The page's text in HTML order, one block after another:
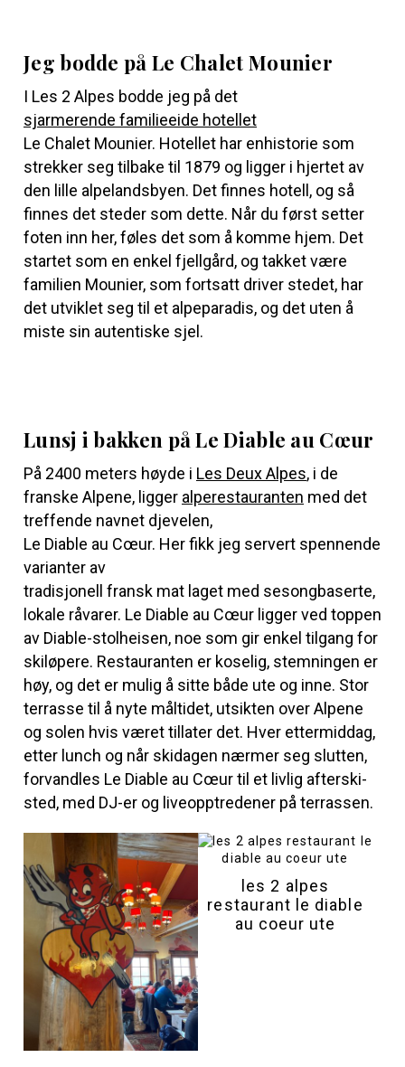
Jeg bodde på Le Chalet Mounier
I Les 2 Alpes bodde jeg på det
sjarmerende familieeide hotellet
Le Chalet Mounier. Hotellet har enhistorie som
strekker seg tilbake til 1879 og ligger i hjertet av
den lille alpelandsbyen. Det finnes hotell, og så
finnes det steder som dette. Når du først setter
foten inn her, føles det som å komme hjem. Det
startet som en enkel fjellgård, og takket være
familien Mounier, som fortsatt driver stedet, har
det utviklet seg til et alpeparadis, og det uten å
miste sin autentiske sjel.
Lunsj i bakken på Le Diable au Cœur
På 2400 meters høyde i Les Deux Alpes, i de
franske Alpene, ligger alperestauranten med det
treffende navnet djevelen,
Le Diable au Cœur. Her fikk jeg servert spennende
varianter av
tradisjonell fransk mat laget med sesongbaserte,
lokale råvarer. Le Diable au Cœur ligger ved toppen
av Diable-stolheisen, noe som gir enkel tilgang for
skiløpere. Restauranten er koselig, stemningen er
høy, og det er mulig å sitte både ute og inne. Stor
terrasse til å nyte måltidet, utsikten over Alpene
og solen hvis været tillater det. Hver ettermiddag,
etter lunch og når skidagen nærmer seg slutten,
forvandles Le Diable au Cœur til et livlig afterski-
sted, med DJ-er og liveopptredener på terrassen.
les 2 alpes
restaurant le diable
au coeur ute